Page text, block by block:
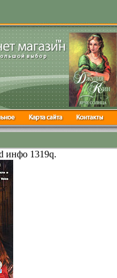
инфо 1319q.